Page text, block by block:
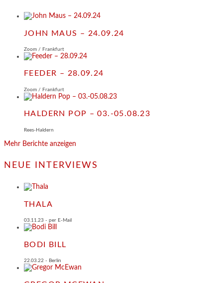
JOHN MAUS – 24.09.24
Zoom / Frankfurt
FEEDER – 28.09.24
Zoom / Frankfurt
HALDERN POP – 03.-05.08.23
Rees-Haldern
Mehr Berichte anzeigen
NEUE INTERVIEWS
THALA
03.11.23 - per E-Mail
BODI BILL
22.03.22 - Berlin